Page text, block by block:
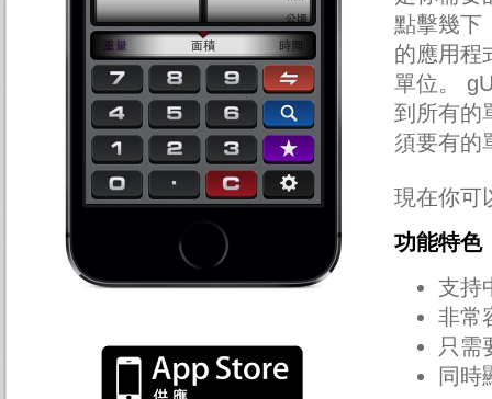
點擊幾下
的應用程
單位。
到所有的
須要有的
現在你可
功能特色
支持
非常
只需
同時